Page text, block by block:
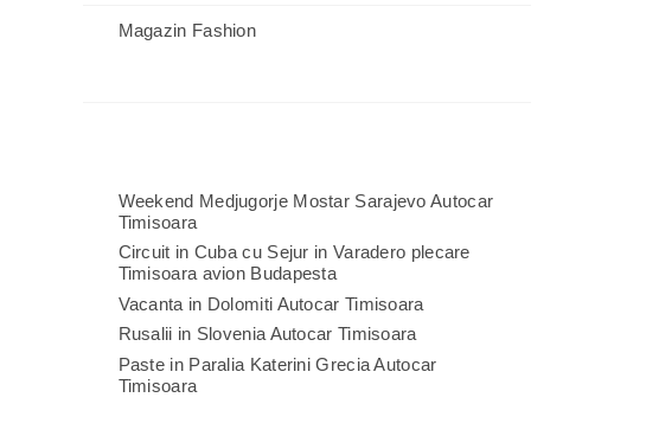
Magazin Fashion
Weekend Medjugorje Mostar Sarajevo Autocar
Timisoara
Circuit in Cuba cu Sejur in Varadero plecare
Timisoara avion Budapesta
Vacanta in Dolomiti Autocar Timisoara
Rusalii in Slovenia Autocar Timisoara
Paste in Paralia Katerini Grecia Autocar
Timisoara